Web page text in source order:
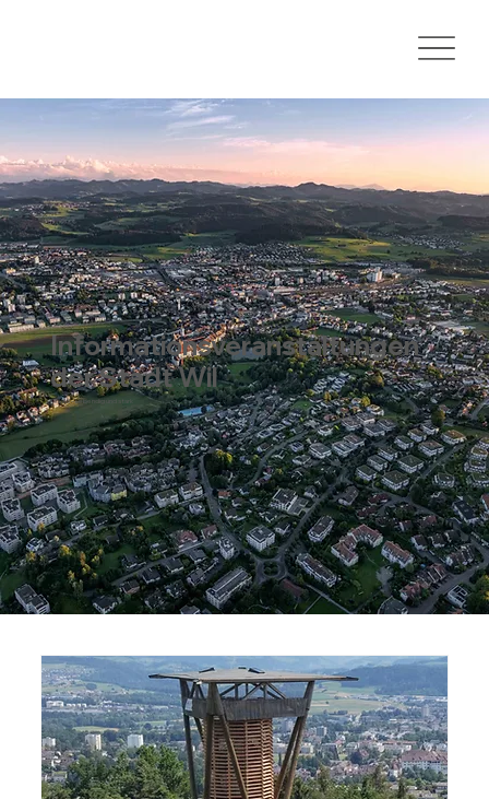
Informationsveranstaltungen
der Stadt Wil
Mis Wil – Lebendig und stark